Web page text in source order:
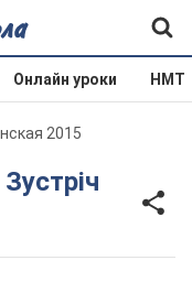
Онлайн уроки НМТ
2015